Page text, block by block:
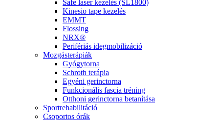
Safe laser kezelés (SL1800)
Kinesio tape kezelés
EMMT
Flossing
NRX®
Perifériás idegmobilizáció
Mozgásterápiák
Gyógytorna
Schroth terápia
Egyéni gerinctorna
Funkcionális fascia tréning
Otthoni gerinctorna betanítása
Sportrehabilitáció
Csoportos órák